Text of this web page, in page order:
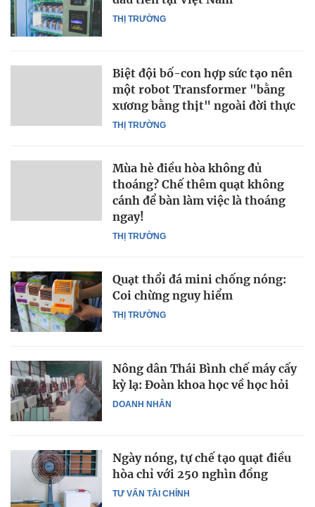
THỊ TRƯỜNG
THỊ TRƯỜNG
Biệt đội bố-con hợp sức tạo nên
một robot Transformer "bằng
xương bằng thịt" ngoài đời thực
THỊ TRƯỜNG
Mùa hè điều hòa không đủ
thoáng? Chế thêm quạt không
cánh để bàn làm việc là thoáng
ngay!
THỊ TRƯỜNG
Quạt thổi đá mini chống nóng:
Coi chừng nguy hiểm
DOANH NHÂN
Nông dân Thái Bình chế máy cấy
kỳ lạ: Đoàn khoa học về học hỏi
TƯ VẤN TÀI CHÍNH
Ngày nóng, tự chế tạo quạt điều
hòa chỉ với 250 nghìn đồng